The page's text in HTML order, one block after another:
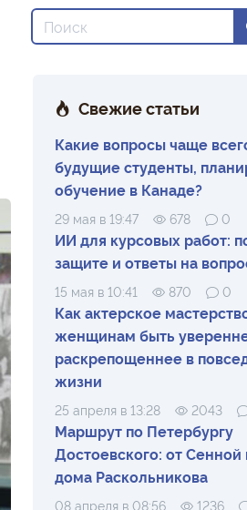
Свежие статьи
Какие вопросы чаще
будущие студенты,
обучение в Канаде?
29 мая в 19:47 678 0
ИИ для курсовых работ:
защите и ответы на
15 мая в 10:41 870 0
Как актерское
женщинам быть
раскрепощеннее в
жизни
25 апреля в 13:28 2043
Маршрут по Петербургу
Достоевского: от
дома Раскольникова
08 апреля в 08:56 1236